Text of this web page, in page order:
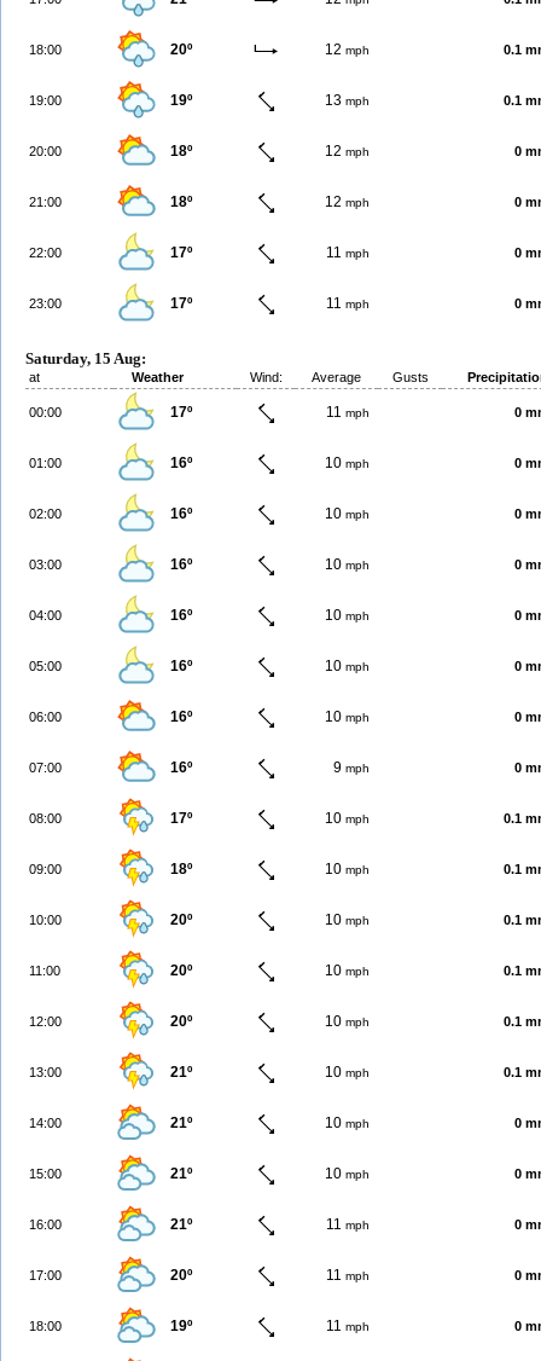
18:00 20º 12 mph 0.1
19:00 19º 13 mph 0.1
20:00 18º 12 mph 0
21:00 18º 12 mph 0
22:00 17º 11 mph 0
23:00 17º 11 mph 0
Saturday, 15 Aug:
at Weather Wind: Average Gusts
00:00 17º 11 mph 0
01:00 16º 10 mph 0
02:00 16º 10 mph 0
03:00 16º 10 mph 0
04:00 16º 10 mph 0
05:00 16º 10 mph 0
06:00 16º 10 mph 0
07:00 16º 9 mph 0
08:00 17º 10 mph 0.1
09:00 18º 10 mph 0.1
10:00 20º 10 mph 0.1
11:00 20º 10 mph 0.1
12:00 20º 10 mph 0.1
13:00 21º 10 mph 0.1
14:00 21º 10 mph 0
15:00 21º 10 mph 0
16:00 21º 11 mph 0
17:00 20º 11 mph 0
18:00 19º 11 mph 0